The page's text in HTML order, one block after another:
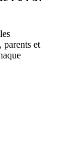
parents et